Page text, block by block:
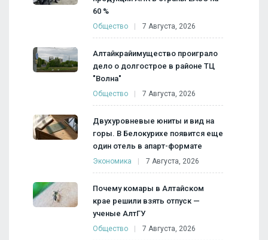
60 %
Общество 7 Августа, 2026
Алтайкрайимущество проиграло
дело о долгострое в районе ТЦ
"Волна"
Общество 7 Августа, 2026
Двухуровневые юниты и вид на
горы. В Белокурихе появится еще
один отель в апарт-формате
Экономика 7 Августа, 2026
Почему комары в Алтайском
крае решили взять отпуск —
ученые АлтГУ
Общество 7 Августа, 2026